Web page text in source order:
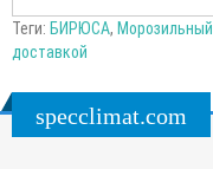
Теги: БИРЮСА,
доставкой
specclimat.com